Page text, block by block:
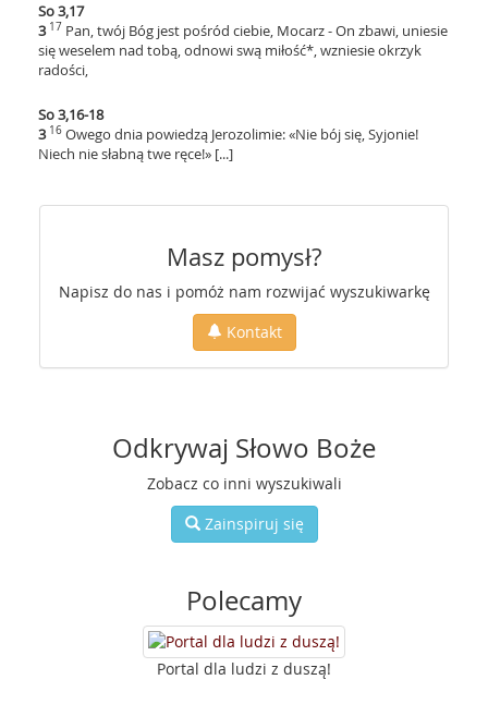
So 3,17
3 17 Pan, twój Bóg jest pośród ciebie, Mocarz - On zbawi, uniesie
się weselem nad tobą, odnowi swą miłość*, wzniesie okrzyk
radości,
So 3,16-18
3 16 Owego dnia powiedzą Jerozolimie: «Nie bój się, Syjonie!
Niech nie słabną twe ręce!» [...]
Masz pomysł?
Napisz do nas i pomóż nam rozwijać wyszukiwarkę
Kontakt
Odkrywaj Słowo Boże
Zobacz co inni wyszukiwali
Zainspiruj się
Polecamy
Portal dla ludzi z duszą!